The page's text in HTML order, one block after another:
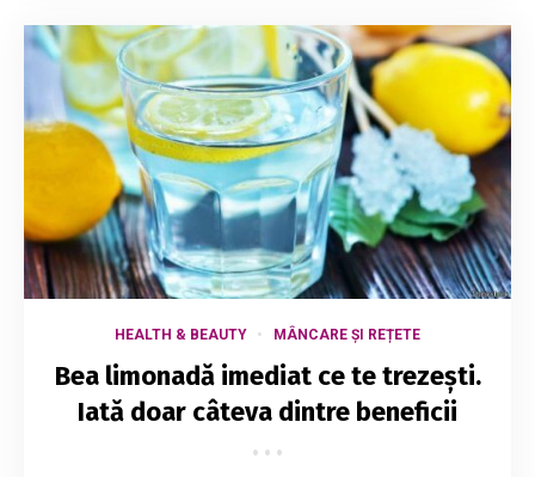
HEALTH & BEAUTY MÂNCARE ȘI REȚETE
Bea limonadă imediat ce te trezești.
Iată doar câteva dintre beneficii